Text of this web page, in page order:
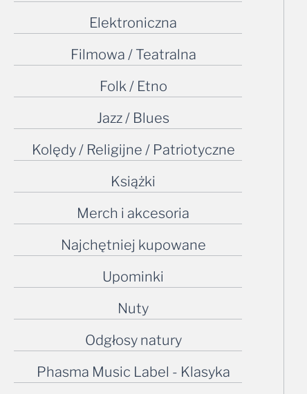
Elektroniczna
Filmowa / Teatralna
Folk / Etno
Jazz / Blues
Kolędy / Religijne / Patriotyczne
Książki
Merch i akcesoria
Najchętniej kupowane
Upominki
Nuty
Odgłosy natury
Phasma Music Label - Klasyka